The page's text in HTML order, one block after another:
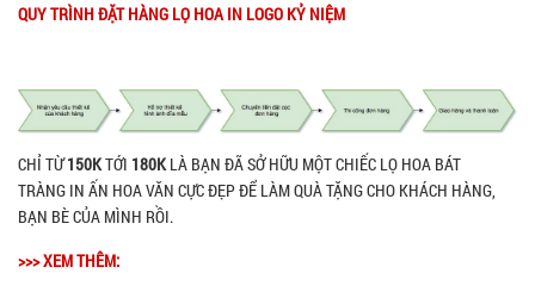
QUY TRÌNH ĐẶT HÀNG LỌ HOA IN LOGO KỶ NIỆM
CHỈ TỪ150KTỚI 180KLÀ BẠN ĐÃ SỞ HỮU MỘT CHIẾC LỌ HOA BÁT
TRÀNG IN ẤN HOA VĂN CỰC ĐẸP ĐỂ LÀM QUÀ TẶNG CHO KHÁCH HÀNG,
BẠN BÈ CỦA MÌNH RỒI.
>>> XEM THÊM: